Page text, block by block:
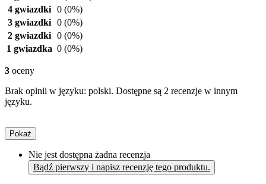
4 gwiazdki 0 (0%)
3 gwiazdki 0 (0%)
2 gwiazdki 0 (0%)
1 gwiazdka 0 (0%)
3 oceny
Brak opinii w języku: polski. Dostępne są 2 recenzje w innym
języku.
Pokaż
Nie jest dostępna żadna recenzja
Bądź pierwszy i napisz recenzję tego produktu.